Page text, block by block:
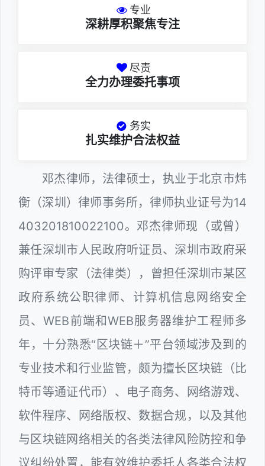
专业
深耕厚积聚焦专注
尽责
全力办理委托事项
务实
扎实维护合法权益
邓杰律师，法律硕士，执业于北京市炜
衡（深圳）律师事务所，律师执业证号为14
403201810022100。邓杰律师现（或曾）
兼任深圳市人民政府听证员、深圳市政府采
购评审专家（法律类），曾担任深圳市某区
政府系统公职律师、计算机信息网络安全
员、WEB前端和WEB服务器维护工程师多
年，十分熟悉“区块链＋”平台领域涉及到的
专业技术和行业监管，颇为擅长区块链（比
特币等通证代币）、电子商务、网络游戏、
软件程序、网络版权、数据合规，以及其他
与区块链网络相关的各类法律风险防控和争
议纠纷处置，能有效维护委托人各类合法权